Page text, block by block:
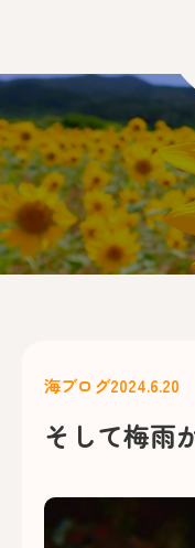
海ブログ2024.6.20
そして梅雨